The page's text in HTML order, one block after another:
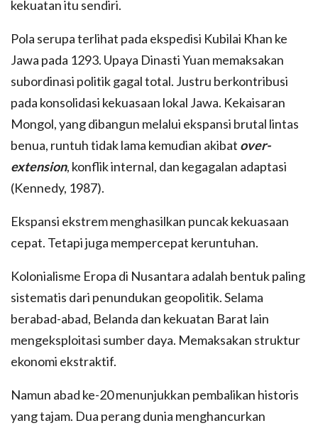
kekuatan itu sendiri.
Pola serupa terlihat pada ekspedisi Kubilai Khan ke
Jawa pada 1293. Upaya Dinasti Yuan memaksakan
subordinasi politik gagal total. Justru berkontribusi
pada konsolidasi kekuasaan lokal Jawa. Kekaisaran
Mongol, yang dibangun melalui ekspansi brutal lintas
benua, runtuh tidak lama kemudian akibat over-
extension, konflik internal, dan kegagalan adaptasi
(Kennedy, 1987).
Ekspansi ekstrem menghasilkan puncak kekuasaan
cepat. Tetapi juga mempercepat keruntuhan.
Kolonialisme Eropa di Nusantara adalah bentuk paling
sistematis dari penundukan geopolitik. Selama
berabad-abad, Belanda dan kekuatan Barat lain
mengeksploitasi sumber daya. Memaksakan struktur
ekonomi ekstraktif.
Namun abad ke-20 menunjukkan pembalikan historis
yang tajam. Dua perang dunia menghancurkan